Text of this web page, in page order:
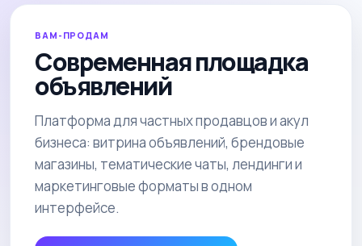
ВАМ-ПРОДАМ
Современная площадка
объявлений
Платформа для частных продавцов и акул
бизнеса: витрина объявлений, брендовые
магазины, тематические чаты, лендинги и
маркетинговые форматы в одном
интерфейсе.